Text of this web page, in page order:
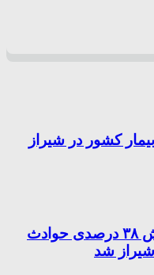
کشور در شیراز
فرهنگ سازی منجر به کاهش ۳۸ درصدی حوادث
شد